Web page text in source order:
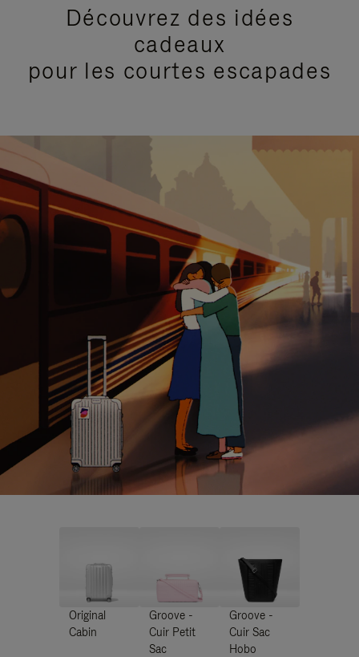
Découvrez des idées
cadeaux
pour les courtes escapades
Original
Cabin
Groove -
Cuir Petit
Sac
Groove -
Cuir Sac
Hobo